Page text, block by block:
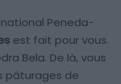
Peneda-
est fait pour vous.
Bela. De là, vous
pâturages de